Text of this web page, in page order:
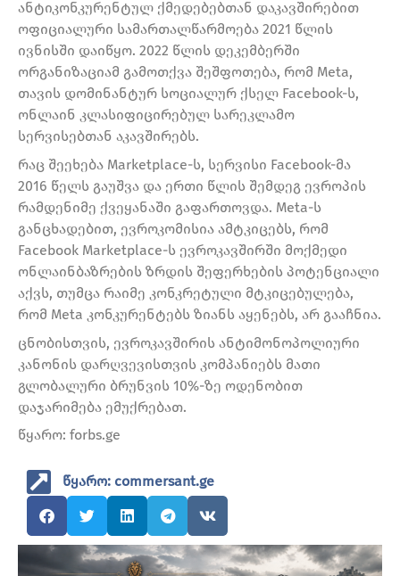
ანტიკონკურენტულ ქმედებებთან დაკავშირებით
ოფიციალური სამართალწარმოება 2021 წლის
ივნისში დაიწყო. 2022 წლის დეკემბერში
ორგანიზაციამ გამოთქვა შეშფოთება, რომ Meta,
თავის დომინანტურ სოციალურ ქსელ Facebook-ს,
ონლაინ კლასიფიცირებულ სარეკლამო
სერვისებთან აკავშირებს.
რაც შეეხება Marketplace-ს, სერვისი Facebook-მა
2016 წელს გაუშვა და ერთი წლის შემდეგ ევროპის
რამდენიმე ქვეყანაში გაფართოვდა. Meta-ს
განცხადებით, ევროკომისია ამტკიცებს, რომ
Facebook Marketplace-ს ევროკავშირში მოქმედი
ონლაინბაზრების ზრდის შეფერხების პოტენციალი
აქვს, თუმცა რაიმე კონკრეტული მტკიცებულება,
რომ Meta კონკურენტებს ზიანს აყენებს, არ გააჩნია.
ცნობისთვის, ევროკავშირის ანტიმონოპოლიური
კანონის დარღვევისთვის კომპანიებს მათი
გლობალური ბრუნვის 10%-ზე ოდენობით
დაჯარიმება ემუქრებათ.
წყარო: forbs.ge
წყარო: commersant.ge